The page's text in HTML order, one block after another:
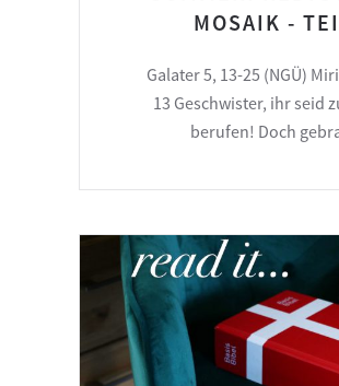
MOSAIK -
Galater 5, 13-25 (NGÜ)
13 Geschwister, ihr seid
berufen! Doch